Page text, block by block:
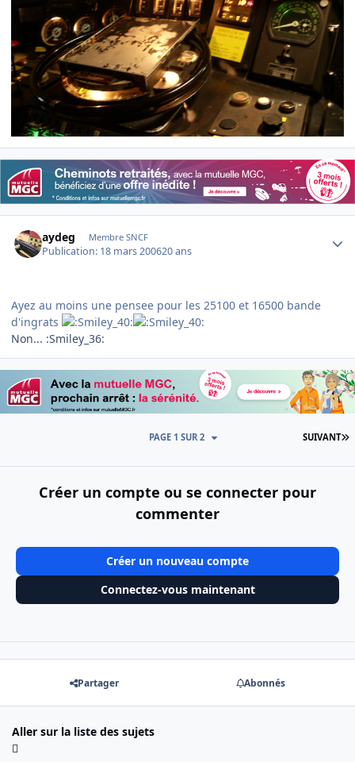
aydeg Membre SNCF
Publication: 18 mars 200620 ans
Ayez au moins une pensee pour les 25100 et 16500 bande
d'ingrats
Non... :Smiley_36:
SUIVANT
PAGE 1 SUR 2
Créer un compte ou se connecter pour
commenter
Créer un nouveau compte
Connectez-vous maintenant
Partager Abonnés
Aller sur la liste des sujets